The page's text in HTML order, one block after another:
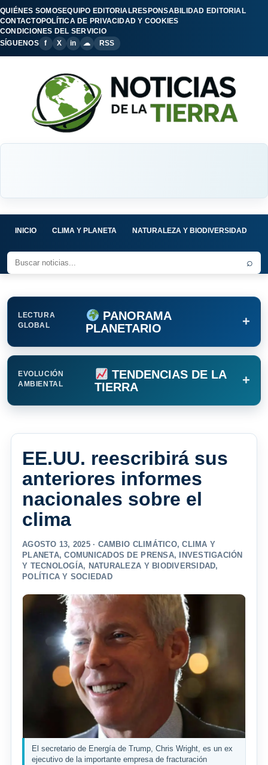
QUIÉNES SOMOSEQUIPO EDITORIALRESPONSABILIDAD EDITORIAL
CONTACTOPOLÍTICA DE PRIVACIDAD Y COOKIES
CONDICIONES DEL SERVICIO
SÍGUENOS
f X in ☁ RSS
INICIO CLIMA Y PLANETA NATURALEZA Y BIODIVERSIDAD
⌕
LECTURA
GLOBAL
PANORAMA
PLANETARIO
+
EVOLUCIÓN
AMBIENTAL
TENDENCIAS DE LA
TIERRA
+
EE.UU. reescribirá sus
anteriores informes
nacionales sobre el
clima
AGOSTO 13, 2025 · CAMBIO CLIMÁTICO,CLIMA Y
PLANETA,COMUNICADOS DE PRENSA,
INVESTIGACIÓN
Y TECNOLOGÍA, NATURALEZA Y BIODIVERSIDAD,
POLÍTICA Y SOCIEDAD
El secretario de Energía de Trump, Chris Wright, es un ex
ejecutivo de la importante empresa de fracturación